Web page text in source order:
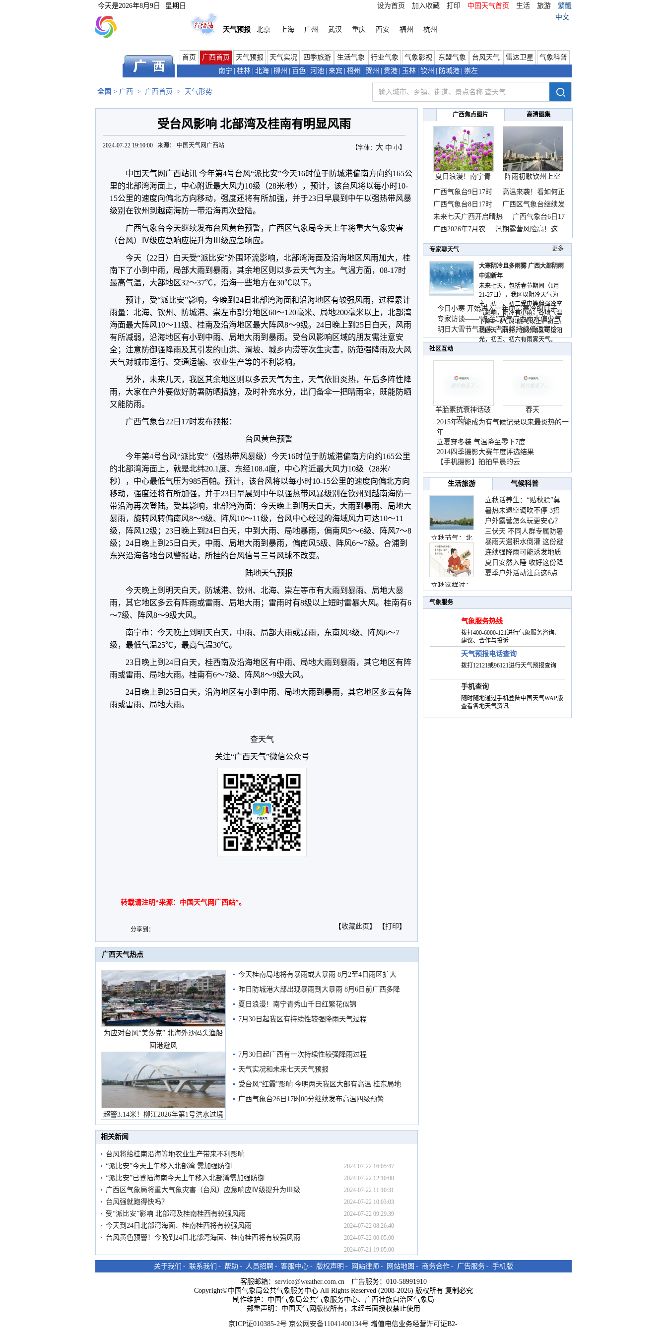
今天是2026年8月9日 星期日 设为首页 加入收藏 打印 中国天气首页 生活 旅游
繁體
中文
天气预报
北京 上海 广州 武汉 重庆 西安 福州 杭州
首页 广西首页 天气预报 天气实况 四季旅游 生活气象 行业气象 气象影视 东盟气象 台风天气 雷达卫星
气象科普
南宁
桂林 北海 柳州 百色 河池 来宾 梧州 贺州 贵港 玉林 钦州 防城港 崇左
全国 > 广西 > 广西首页 > 天气形势
受台风影响 北部湾及桂南有明显风雨
【字体： 大 中 小】
2024-07-22 19:10:00 来源： 中国天气网广西站
中国天气网广西站讯 今年第4号台风“派比安”今天16时位于防城港偏南方向约165公
里的北部湾海面上，中心附近最大风力10级（28米/秒），预计，该台风将以每小时10-
15公里的速度向偏北方向移动，强度还将有所加强，并于23日早晨到中午以强热带风暴
级别在钦州到越南海防一带沿海再次登陆。
广西气象台今天继续发布台风黄色预警，广西区气象局今天上午将重大气象灾害
（台风）Ⅳ级应急响应提升为Ⅲ级应急响应。
今天（22日）白天受“派比安”外围环流影响，北部湾海面及沿海地区风雨加大，桂
南下了小到中雨，局部大雨到暴雨，其余地区则以多云天气为主。气温方面，08-17时
最高气温，大部地区32～37℃，沿海一些地方在30℃以下。
预计，受“派比安”影响，今晚到24日北部湾海面和沿海地区有较强风雨，过程累计
雨量：北海、钦州、防城港、崇左市部分地区60～120毫米、局地200毫米以上，北部湾
海面最大阵风10～11级、桂南及沿海地区最大阵风8～9级。24日晚上到25日白天，风雨
有所减弱，沿海地区有小到中雨、局地大雨到暴雨。受台风影响区域的朋友需注意安
全；注意防御强降雨及其引发的山洪、滑坡、城乡内涝等次生灾害，防范强降雨及大风
天气对城市运行、交通运输、农业生产等的不利影响。
另外，未来几天，我区其余地区则以多云天气为主，天气依旧炎热，午后多阵性降
雨，大家在户外要做好防暑防晒措施，及时补充水分，出门备伞一把晴雨伞，既能防晒
又能防雨。
广西气象台22日17时发布预报：
台风黄色预警
今年第4号台风“派比安”（强热带风暴级）今天16时位于防城港偏南方向约165公里
的北部湾海面上，就是北纬20.1度、东经108.4度，中心附近最大风力10级（28米/
秒），中心最低气压为985百帕。预计，该台风将以每小时10-15公里的速度向偏北方向
移动，强度还将有所加强，并于23日早晨到中午以强热带风暴级别在钦州到越南海防一
带沿海再次登陆。受其影响，北部湾海面：今天晚上到明天白天，大雨到暴雨、局地大
暴雨，旋转风转偏南风8～9级、阵风10～11级，台风中心经过的海域风力可达10～11
级，阵风12级；23日晚上到24日白天，中到大雨、局地暴雨，偏南风5～6级、阵风7～8
级；24日晚上到25日白天，中雨、局地大雨到暴雨，偏南风5级、阵风6～7级。合浦到
东兴沿海各地台风警报站，所挂的台风信号三号风球不改变。
陆地天气预报
今天晚上到明天白天，防城港、钦州、北海、崇左等市有大雨到暴雨、局地大暴
雨，其它地区多云有阵雨或雷雨、局地大雨；雷雨时有8级以上短时雷暴大风。桂南有6
～7级、阵风8～9级大风。
南宁市：今天晚上到明天白天，中雨、局部大雨或暴雨，东南风3级、阵风6～7
级，最低气温25℃，最高气温30℃。
23日晚上到24日白天，桂西南及沿海地区有中雨、局地大雨到暴雨，其它地区有阵
雨或雷雨、局地大雨。桂南有6～7级、阵风8～9级大风。
24日晚上到25日白天，沿海地区有小到中雨、局地大雨到暴雨，其它地区多云有阵
雨或雷雨、局地大雨。
查天气
关注“广西天气”微信公众号
转载请注明“来源：中国天气网广西站”。
分享到： 【收藏此页 】 【打印】
广西天气热点
为应对台风“美莎克” 北海外沙码头渔船
回港避风
超警3.14米！柳江2026年第1号洪水过境
市民在堤岸见证汛况
今天桂南局地将有暴雨或大暴雨 8月2至4日雨区扩大
需继续防范
昨日防城港大部出现暴雨到大暴雨 8月6日前广西多降
雨
夏日浪漫！南宁青秀山千日红繁花似锦
7月30日起我区有持续性较强降雨天气过程
7月30日起广西有一次持续性较强降雨过程
天气实况和未来七天天气预报
受台风“红霞”影响 今明两天我区大部有高温 桂东局地
有较强降雨
广西气象台26日17时00分继续发布高温四级预警
相关新闻
台风将给桂南沿海等地农业生产带来不利影响
2024-07-22 16:05:47
“派比安”今天上午移入北部湾 需加强防御
2024-07-22 12:10:00
“派比安”已登陆海南今天上午移入北部湾需加强防御
2024-07-22 11:10:31
广西区气象局将重大气象灾害（台风）应急响应Ⅳ级提升为Ⅲ级
2024-07-22 10:03:03
台风强就跑得快吗？
2024-07-22 09:29:39
受“派比安”影响 北部湾及桂南桂西有较强风雨
2024-07-22 08:26:40
今天到24日北部湾海面、桂南桂西将有较强风雨
2024-07-22 00:05:00
台风黄色预警！今晚到24日北部湾海面、桂南桂西将有较强风雨
2024-07-21 19:05:00
广西焦点图片 高清图集
夏日浪漫！南宁青
秀山
阵雨初歇钦州上空
邂逅
广西气象台9日17时
高温来袭！看如何正
确
广西气象台8日17时
广西区气象台继续发
布
未来七天广西开启晴热
广西气象台6日17
时
广西2026年7月农
汛期露营风险高！这
份
专家聊天气 更多
大寒阴冷且多雨雾 广西大部阴雨
中迎新年
未来七天，包括春节期间（1月
21-27日），我区以阴冷天气为
主，初一、初二受中等偏强冷空
气影响，阴冷有小雨，各地气温
下降4～6℃局地8℃以上，初三、
初四天气转好，部分地区可见阳
光，初五、初六有雨雾天气。
今日小寒 开始进入一年中最寒冷的日子
专家访谈——“冬至”节气广西雨水偏少气
温低
明日大雪节气到来 广西将持续低温寒冷
天气
社区互动
羊胎素抗衰神话破
灭！
春天
2015年可能成为有气候记录以来最炎热的一
年
立夏穿冬装 气温降至零下7度
2014四季摄影大赛年度评选结果
【手机摄影】拍拍早晨的云
生活旅游 气候科普
立秋节气：北
立秋这样过：
立秋话养生：“贴秋膘”莫
着急 先清暑再防燥
暑热未退空调吹不停 3招
护住肩颈不酸痛
户外露营怎么玩更安心？
这份攻略请收好
三伏天 不同人群专属防暑
要点请收好
暴雨天遇积水倒灌 这份避
险提示请收好
连续强降雨可能诱发地质
灾害 这些前兆要知道
夏日安然入睡 收好这份降
温小贴士
夏季户外活动注意这6点
气象服务
气象服务热线
拨打400-6000-121进行气象服务咨询、
建议、合作与投诉
天气预报电话查询
拨打12121或96121进行天气预报查询
手机查询
随时随地通过手机登陆中国天气WAP版
查看各地天气资讯
关于我们 - 联系我们 - 帮助 - 人员招聘 - 客服中心 - 版权声明 - 网站律师 - 网站地图 - 商务合作 - 广告服务 - 手机版
客服邮箱： service@weather.com.cn 广告服务：010-58991910
Copyright©中国气象局公共气象服务中心 All Rights Reserved (2008-2026) 版权所有 复制必究
制作维护：中国气象局公共气象服务中心、广西壮族自治区气象局
郑重声明：中国天气网 版权所有，未经书面授权禁止使用
京ICP证010385-2号 京公网安备11041400134号 增值电信业务经营许可证B2-